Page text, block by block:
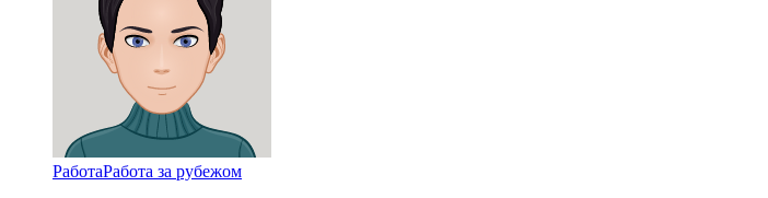
РаботаРабота за рубежом